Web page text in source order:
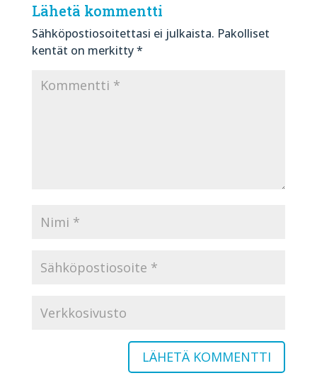
Lähetä kommentti
Sähköpostiosoitettasi ei julkaista. Pakolliset
kentät on merkitty*